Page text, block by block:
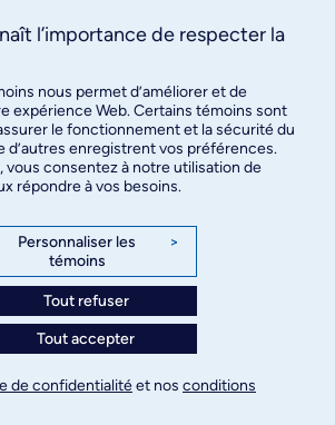
bureau 490
1P1
2026. Tous droits
l’importance de respecter la
nous permet d’améliorer et de
expérience Web. Certains témoins sont
le fonctionnement et la sécurité du
d’autres enregistrent vos préférences.
vous consentez à notre utilisation de
répondre à vos besoins.
Personnaliser les
témoins
>
Tout refuser
Tout accepter
de confidentialitéet nos conditions